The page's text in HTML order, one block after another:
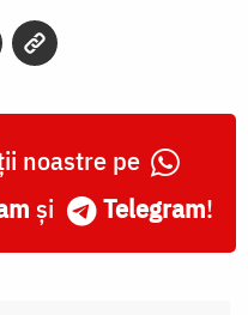
noastre pe
și Telegram!